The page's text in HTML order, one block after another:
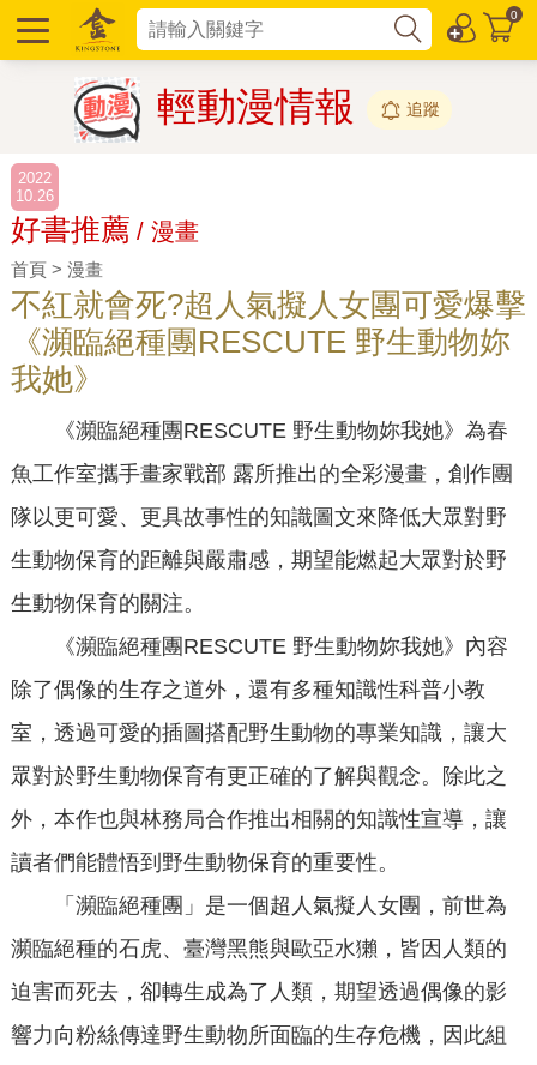
0
輕動漫情報 追蹤
2022
10.26
好書推薦 / 漫畫
首頁 > 漫畫
不紅就會死?超人氣擬人女團可愛爆擊
《瀕臨絕種團RESCUTE 野生動物妳
我她》
《瀕臨絕種團RESCUTE 野生動物妳我她》為春
魚工作室攜手畫家戰部 露所推出的全彩漫畫，創作團
隊以更可愛、更具故事性的知識圖文來降低大眾對野
生動物保育的距離與嚴肅感，期望能燃起大眾對於野
生動物保育的關注。
《瀕臨絕種團RESCUTE 野生動物妳我她》內容
除了偶像的生存之道外，還有多種知識性科普小教
室，透過可愛的插圖搭配野生動物的專業知識，讓大
眾對於野生動物保育有更正確的了解與觀念。除此之
外，本作也與林務局合作推出相關的知識性宣導，讓
讀者們能體悟到野生動物保育的重要性。
「瀕臨絕種團」是一個超人氣擬人女團，前世為
瀕臨絕種的石虎、臺灣黑熊與歐亞水獺，皆因人類的
迫害而死去，卻轉生成為了人類，期望透過偶像的影
響力向粉絲傳達野生動物所面臨的生存危機，因此組